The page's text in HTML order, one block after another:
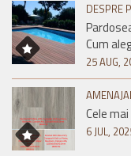
DESPRE
Cum
25 AUG,
Cele
6 JUL,